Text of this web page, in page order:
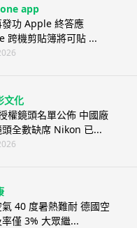
app
發功 Apple 終答應
跨機剪貼簿將可貼 ...
文化
權鏡頭名單公佈 中國廠
全數缺席 Nikon 已...
氣 40 度暑熱難耐 德國空
僅 3% 大眾繼...